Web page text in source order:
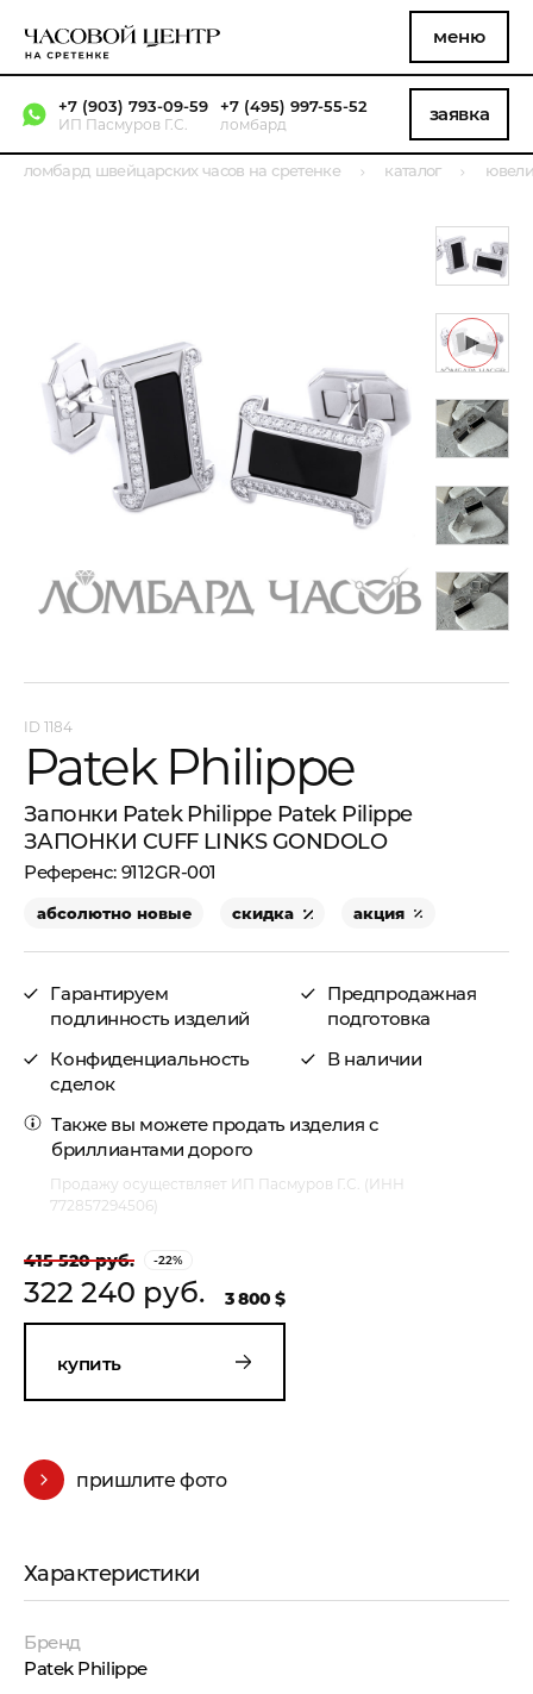
меню
+7 (903) 793-09-59
ИП Пасмуров Г.С.
+7 (495) 997-55-52
ломбард заявка
ломбард швейцарских часов на сретенке каталог
1184
Patek Philippe
Запонки Patek Philippe Patek Pilippe
ЗАПОНКИ CUFF LINKS GONDOLO
9112GR-001
абсолютно новые скидка акция
Гарантируем
подлинность изделий
Конфиденциальность
сделок
Предпродажная
подготовка
В наличии
Также вы можете продать изделия с
бриллиантами дорого
Продажу осуществляет ИП Пасмуров Г.С. (ИНН
772857294506)
322 240 руб.
415 520 руб. -22%
3 800 $
купить
пришлите фото
Характеристики
Бренд
Patek Philippe